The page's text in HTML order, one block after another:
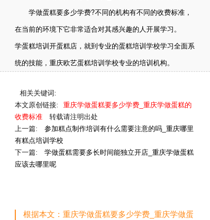
学做蛋糕要多少学费?不同的机构有不同的收费标准，
在当前的环境下它非常适合对其感兴趣的人开展学习。
学蛋糕培训开蛋糕店，就到专业的蛋糕培训学校学习全面系
统的技能，重庆欧艺蛋糕培训学校专业的培训机构。
相关关键词:
本文原创链接:
重庆学做蛋糕要多少学费_重庆学做蛋糕的
收费标准
转载请注明出处
上一篇:
参加糕点制作培训有什么需要注意的吗_重庆哪里
有糕点培训学校
下一篇:
学做蛋糕需要多长时间能独立开店_重庆学做蛋糕
应该去哪里呢
根据本文：重庆学做蛋糕要多少学费_重庆学做蛋